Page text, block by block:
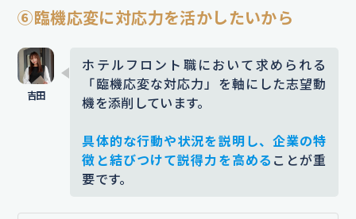
ことを実感しました。お客様から
謝される経験を通して、 人と接する
喜びを強く感じるようになりました
自分の行動一つで相手の旅の印象が
変わることにやりがいを感じ、観光
関連の職種の中でも宿泊という重要
な役割を担うホテルフロントという
仕事への関心が高まりました。
⑥臨機応変に対応力を活かしたいから
ホテルフロント職において求められる
「臨機応変な対応力」を軸にした志望動
機を添削しています。
具体的な行動や状況を説明し、企業の特
徴と結びつけて説得力を高める ことが重
要です。